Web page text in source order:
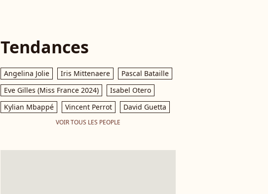
Tendances
Angelina Jolie Iris Mittenaere
Pascal Bataille
Eve Gilles (Miss France 2024)
Isabel Otero
Kylian Mbappé
Vincent Perrot David Guetta
VOIR TOUS LES PEOPLE